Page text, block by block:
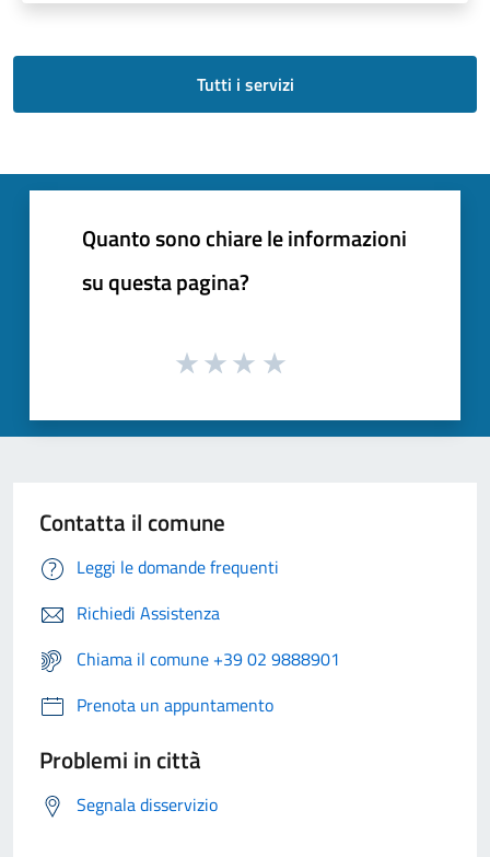
Tutti i servizi
Quanto sono chiare le informazioni
su questa pagina?
Contatta il comune
Leggi le domande frequenti
Richiedi Assistenza
Chiama il comune +39 02 9888901
Prenota un appuntamento
Problemi in città
Segnala disservizio